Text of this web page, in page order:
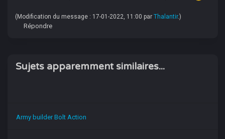
(Modification du message : 17-01-2022, 11:00 par Thalantir.)
Répondre
Sujets apparemment similaires...
Army builder Bolt Action